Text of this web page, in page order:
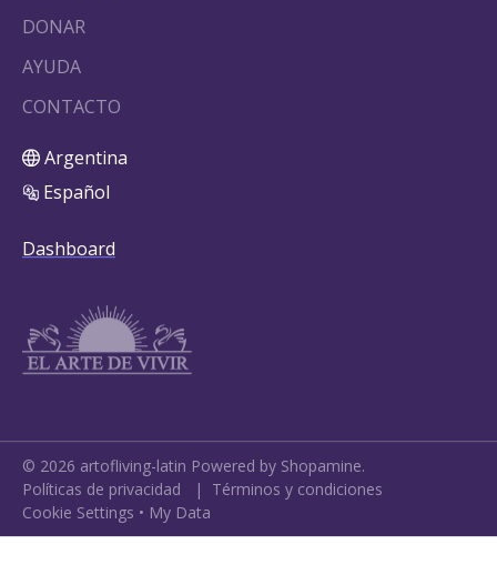
DONAR
AYUDA
CONTACTO
Argentina
Español
Dashboard
© 2026 artofliving-latin Powered by Shopamine.
Políticas de privacidad | Términos y condiciones
Cookie Settings • My Data